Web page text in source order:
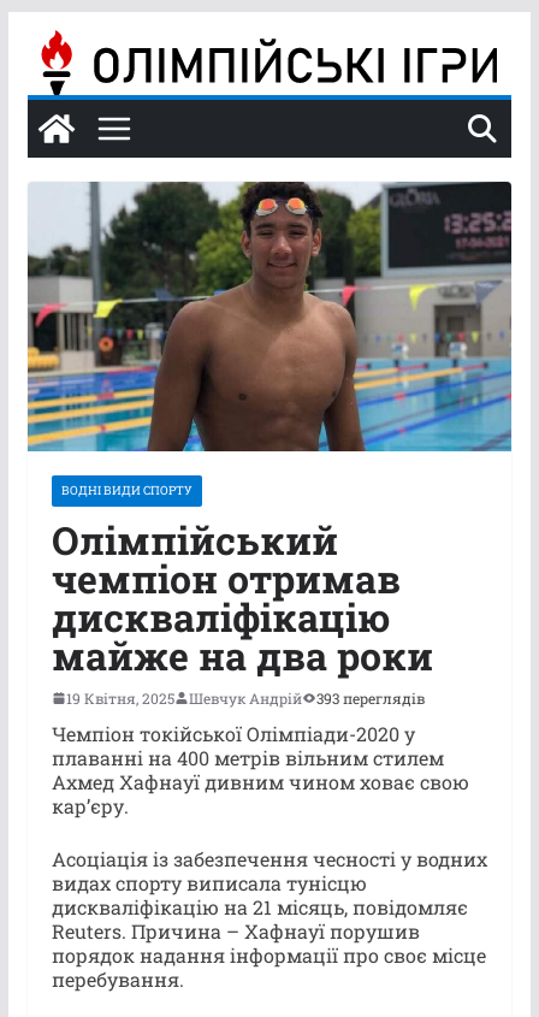
вмісту
ВОДНІ ВИДИ СПОРТУ
Олімпійський
чемпіон отримав
дискваліфікацію
майже на два роки
19 Квітня, 2025 Шевчук Андрій 393 переглядів
Чемпіон токійської Олімпіади-2020 у
плаванні на 400 метрів вільним стилем
Ахмед Хафнауї дивним чином ховає свою
кар’єру.
Асоціація із забезпечення чесності у водних
видах спорту виписала тунісцю
дискваліфікацію на 21 місяць, повідомляє
Reuters. Причина – Хафнауї порушив
порядок надання інформації про своє місце
перебування.